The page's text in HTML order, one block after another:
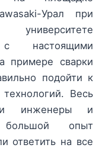
Урал при
с настоящими
примере сварки
подойти к
Весь
инженеры и
большой опыт
ответить на все